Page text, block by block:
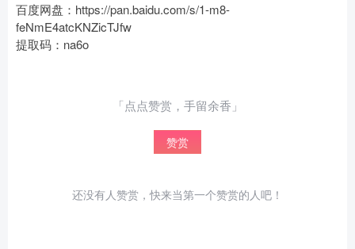
百度网盘：https://pan.baidu.com/s/1-m8-
feNmE4atcKNZicTJfw
提取码：na6o
「点点赞赏，手留余香」
赞赏
还没有人赞赏，快来当第一个赞赏的人吧！